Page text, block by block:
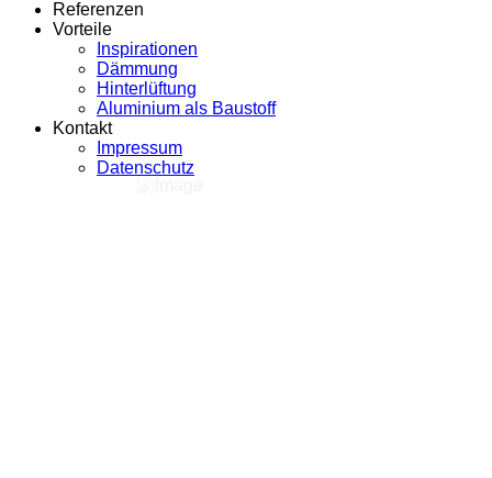
Referenzen
Vorteile
Inspirationen
Dämmung
Hinterlüftung
Aluminium als Baustoff
Kontakt
Impressum
Datenschutz